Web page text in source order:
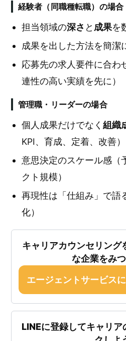
経験者（同職種転職）の場合
担当領域の深さ と 成果を
成果を出した方法を簡潔
応募先の求人要件に合わ
連性の高い実績を先に）
管理職・リーダーの場合
個人成果だけでなく 組織
KPI、育成、定着、改善）
意思決定のスケール感（
クト規模）
再現性は「仕組み」で語
化）
キャリアカウンセリング
な企業をみ
エージェントサービス
LINEに登録してキャリア